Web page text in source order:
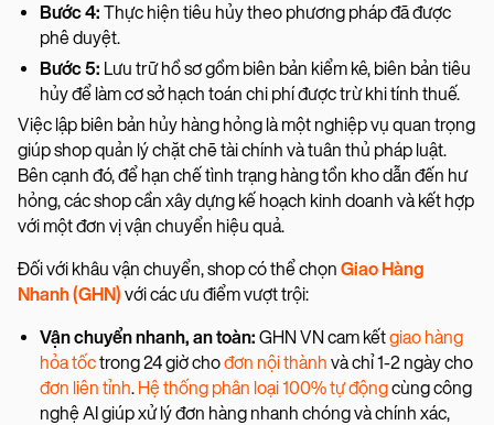
Bước 4: Thực hiện tiêu hủy theo phương pháp đã được
phê duyệt.
Bước 5: Lưu trữ hồ sơ gồm biên bản kiểm kê, biên bản tiêu
hủy để làm cơ sở hạch toán chi phí được trừ khi tính thuế.
Việc lập biên bản hủy hàng hỏng là một nghiệp vụ quan trọng
giúp shop quản lý chặt chẽ tài chính và tuân thủ pháp luật.
Bên cạnh đó, để hạn chế tình trạng hàng tồn kho dẫn đến hư
hỏng, các shop cần xây dựng kế hoạch kinh doanh và kết hợp
với một đơn vị vận chuyển hiệu quả.
Đối với khâu vận chuyển, shop có thể chọn Giao Hàng
Nhanh (GHN) với các ưu điểm vượt trội:
Vận chuyển nhanh, an toàn: GHN VN cam kếtgiao hàng
hỏa tốctrong 24 giờ chođơn nội thành và chỉ 1-2 ngày cho
đơn liên tỉnh. Hệ thống phân loại 100% tự độngcùng công
nghệ AI giúp xử lý đơn hàng nhanh chóng và chính xác,